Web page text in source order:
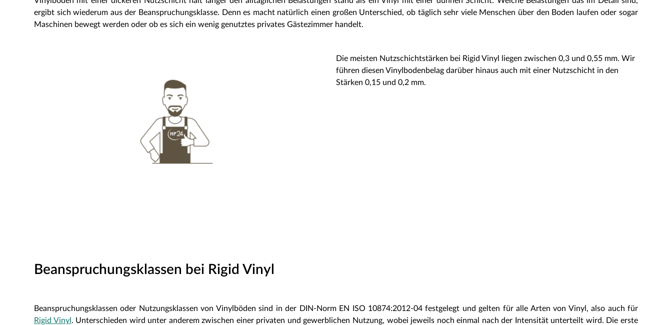
ergibt sich wiederum aus der Beanspruchungsklasse. Denn es macht natürlich einen großen Unterschied, ob täglich sehr viele Menschen über den Boden laufen oder sogar
Maschinen bewegt werden oder ob es sich ein wenig genutztes privates Gästezimmer handelt.
Die meisten Nutzschichtstärken bei Rigid Vinyl liegen zwischen 0,3 und 0,55 mm. Wir
führen diesen Vinylbodenbelag darüber hinaus auch mit einer Nutzschicht in den
Stärken 0,15 und 0,2 mm.
Beanspruchungsklassen bei Rigid Vinyl
Beanspruchungsklassen oder Nutzungsklassen von Vinylböden sind in der DIN-Norm EN ISO 10874:2012-04 festgelegt und gelten für alle Arten von Vinyl, also auch für
Rigid Vinyl . Unterschieden wird unter anderem zwischen einer privaten und gewerblichen Nutzung, wobei jeweils noch einmal nach der Intensität unterteilt wird. Die erste